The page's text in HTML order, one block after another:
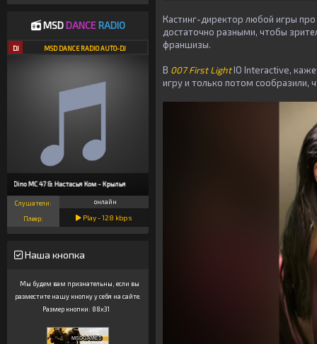
MSDDANCE RADIO
DJ MSD DANCE RADIO AUTO-DJ
Dino MC 47 & Настасья Ком - Крылья
Слушатели: онлайн
Плеер: Play -128 kbps
Наша кнопка
Мы будем вам признательны, если вы
разместите нашу кнопку у себя на сайте.
Размер кнопки: 88x31
Кастинг-директор любой игры про
достаточно разными, чтобы
франшизы.
В 007 First LightIO Interactive,
игру и только потом сообразили,